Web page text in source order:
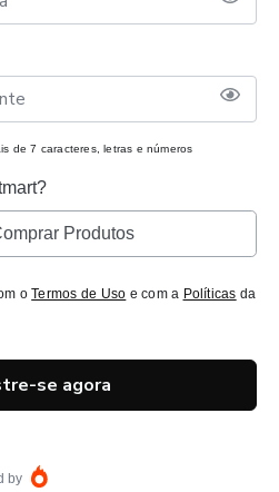
de 7 caracteres, letras e números
Produtos
oTermos de Uso e com a Políticas da
se agora
by